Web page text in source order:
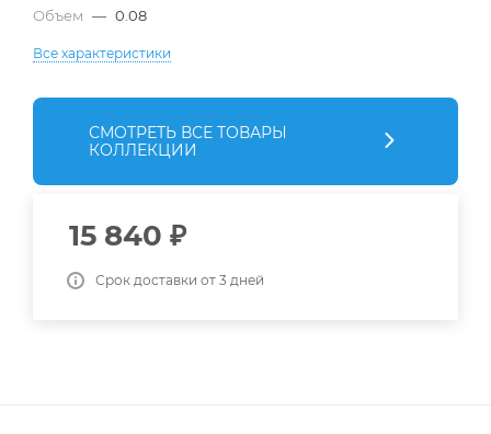
Объем — 0.08
Все характеристики
СМОТРЕТЬ ВСЕ ТОВАРЫ
КОЛЛЕКЦИИ
15 840 ₽
Срок доставки от 3 дней